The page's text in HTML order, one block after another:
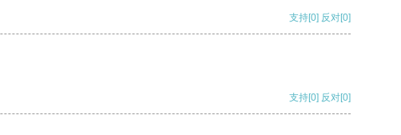
支持[0] 反对[0]
支持[0] 反对[0]